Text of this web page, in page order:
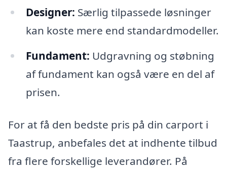
Designer: Særlig tilpassede løsninger
kan koste mere end standardmodeller.
Fundament: Udgravning og støbning
af fundament kan også være en del af
prisen.
For at få den bedste pris på din carport i
Taastrup, anbefales det at indhente tilbud
fra flere forskellige leverandører. På